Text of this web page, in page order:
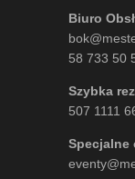
Biuro
58 733 50
Szybka
507 1111
Specjalne